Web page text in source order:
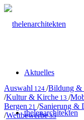
Aktuelles
thelenarchitekten
Auswahl 124 /Bildung &
/Kultur & Kirche 13 /
Bergen 21 /Sanierung &
/Wettbewerbe35